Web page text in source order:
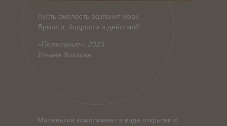
Маленький комплимент в виде открытки с
Пусть смелость разгонит мрак.
Яркости, бодрости и действий!
«Пожелание», 2023
Ульяна Хохлова